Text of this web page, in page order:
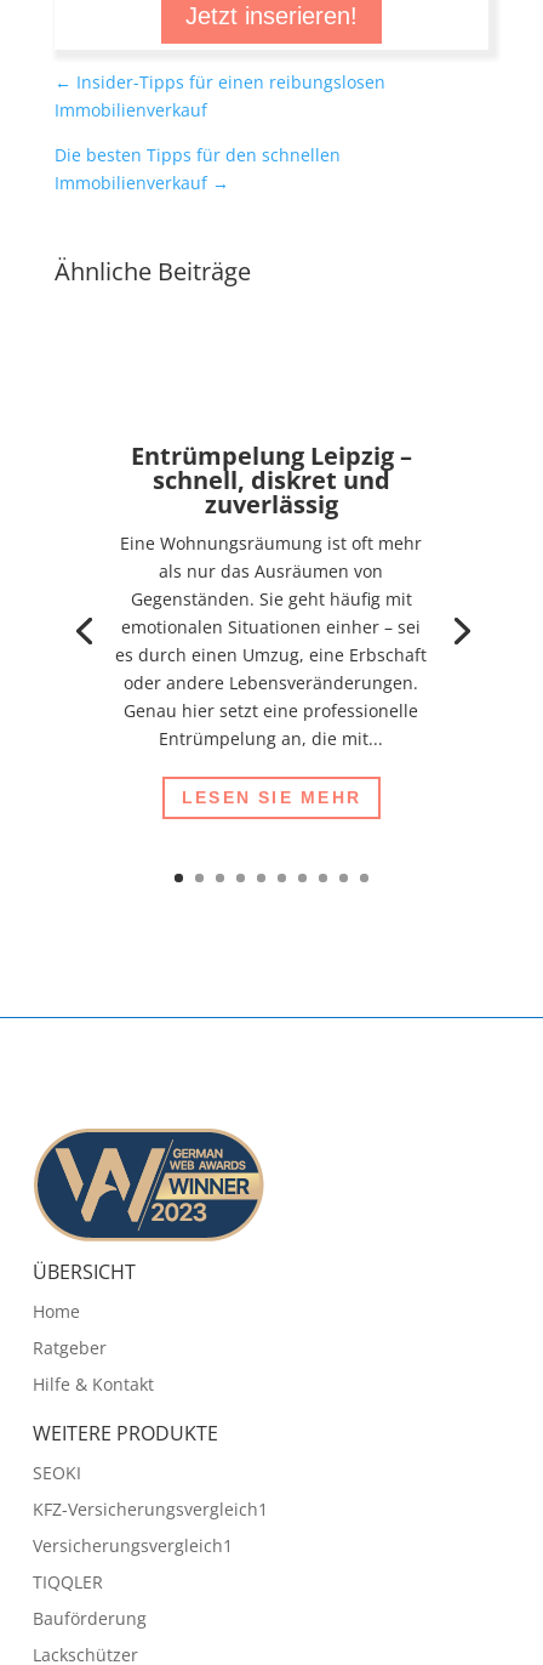
Jetzt inserieren!
← Insider-Tipps für einen reibungslosen
Immobilienverkauf
Die besten Tipps für den schnellen
Immobilienverkauf→
Ähnliche Beiträge
Entrümpelung Leipzig –
schnell, diskret und
zuverlässig
Eine Wohnungsräumung ist oft mehr
als nur das Ausräumen von
Gegenständen. Sie geht häufig mit
emotionalen Situationen einher – sei
es durch einen Umzug, eine Erbschaft
oder andere Lebensveränderungen.
Genau hier setzt eine professionelle
Entrümpelung an, die mit...
LESEN SIE MEHR
ÜBERSICHT
Home
Ratgeber
Hilfe & Kontakt
WEITERE PRODUKTE
SEOKI
KFZ-Versicherungsvergleich1
Versicherungsvergleich1
TIQQLER
Bauförderung
Lackschützer